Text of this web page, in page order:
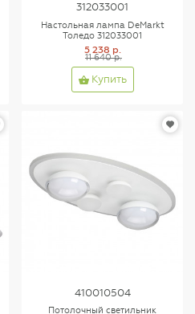
312033001
Настольная лампа DeMarkt
Толедо 312033001
5 238 р.
11 640 р.
Купить
410010504
Потолочный светильник